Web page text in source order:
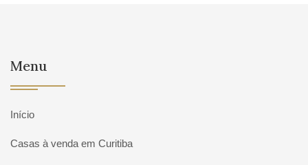
Menu
Início
Casas à venda em Curitiba